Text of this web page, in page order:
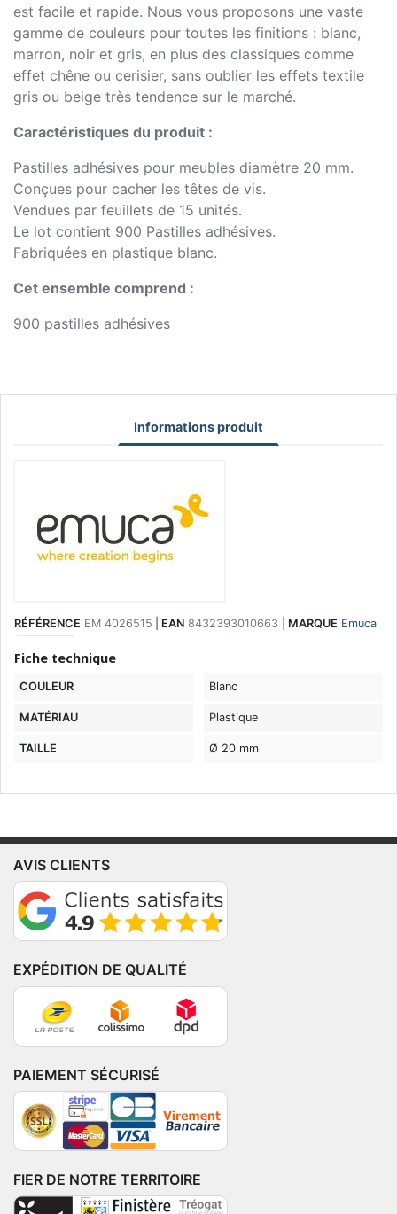
est facile et rapide. Nous vous proposons une vaste
gamme de couleurs pour toutes les finitions : blanc,
marron, noir et gris, en plus des classiques comme
effet chêne ou cerisier, sans oublier les effets textile
gris ou beige très tendence sur le marché.
Caractéristiques du produit :
Pastilles adhésives pour meubles diamètre 20 mm.
Conçues pour cacher les têtes de vis.
Vendues par feuillets de 15 unités.
Le lot contient 900 Pastilles adhésives.
Fabriquées en plastique blanc.
Cet ensemble comprend :
900 pastilles adhésives
Informations produit
RÉFÉRENCE EM 4026515 EAN 8432393010663 MARQUE Emuca
Fiche technique
COULEUR Blanc
MATÉRIAU Plastique
TAILLE Ø 20 mm
AVIS CLIENTS
EXPÉDITION DE QUALITÉ
PAIEMENT SÉCURISÉ
FIER DE NOTRE TERRITOIRE